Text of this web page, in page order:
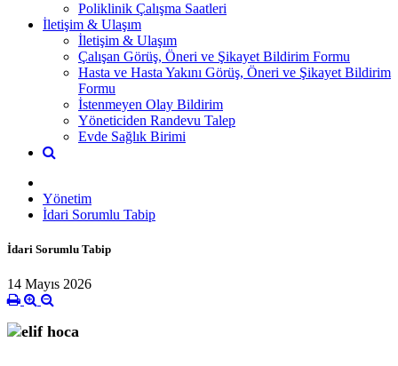
Poliklinik Çalışma Saatleri
İletişim & Ulaşım
İletişim & Ulaşım
Çalışan Görüş, Öneri ve Şikayet Bildirim Formu
Hasta ve Hasta Yakını Görüş, Öneri ve Şikayet Bildirim
Formu
İstenmeyen Olay Bildirim
Yöneticiden Randevu Talep
Evde Sağlık Birimi
Yönetim
İdari Sorumlu Tabip
İdari Sorumlu Tabip
14 Mayıs 2026